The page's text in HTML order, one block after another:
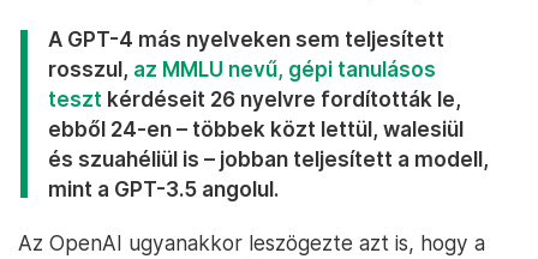
A GPT-4 más nyelveken sem teljesített
rosszul, az MMLU nevű, gépi tanulásos
teszt kérdéseit 26 nyelvre fordították le,
ebből 24-en – többek közt lettül, walesiül
és szuahéliül is – jobban teljesített a modell,
mint a GPT-3.5 angolul.
Az OpenAI ugyanakkor leszögezte azt is, hogy a